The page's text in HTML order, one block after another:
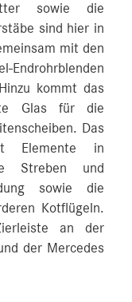
sowie die
sind hier in
mit den
kommt das
Glas für die
Das
Elemente in
Streben und
sowie die
Kotflügeln.
an der
der Mercedes